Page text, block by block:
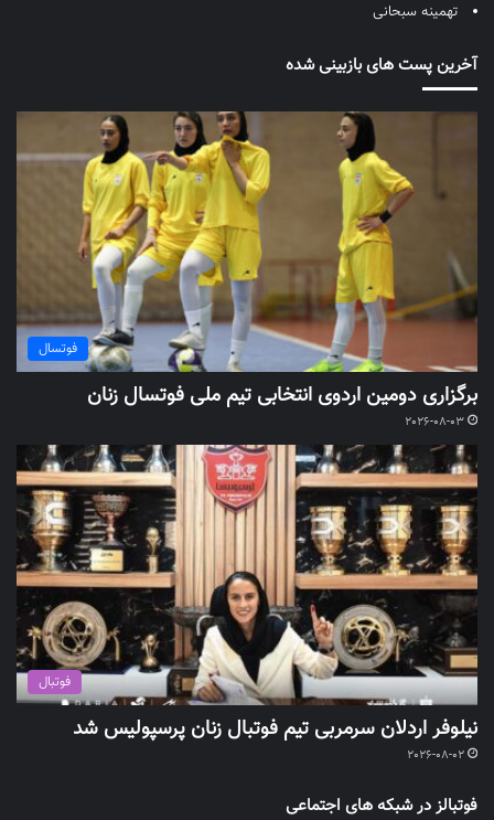
تهمینه سبحانی
آخرین پست های بازبینی شده
فوتسال
برگزاری دومین اردوی انتخابی تیم ملی فوتسال زنان
2026-08-03
فوتبال
نیلوفر اردلان سرمربی تیم فوتبال زنان پرسپولیس شد
2026-08-02
فوتبالز در شبکه های اجتماعی